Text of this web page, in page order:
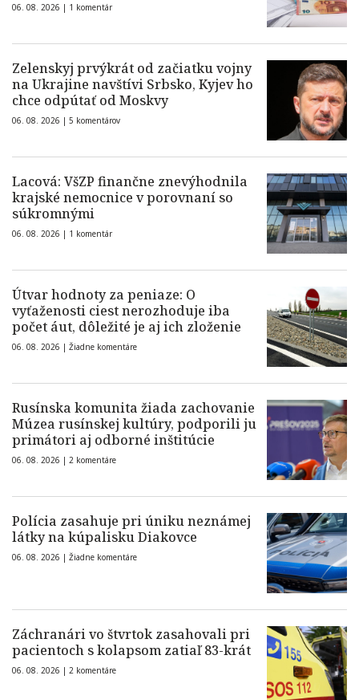
06. 08. 2026 | 1 komentár
Zelenskyj prvýkrát od začiatku vojny
na Ukrajine navštívi Srbsko, Kyjev ho
chce odpútať od Moskvy
06. 08. 2026 | 5 komentárov
Lacová: VšZP finančne znevýhodnila
krajské nemocnice v porovnaní so
súkromnými
06. 08. 2026 | 1 komentár
Útvar hodnoty za peniaze: O
vyťaženosti ciest nerozhoduje iba
počet áut, dôležité je aj ich zloženie
06. 08. 2026 | Žiadne komentáre
Rusínska komunita žiada zachovanie
Múzea rusínskej kultúry, podporili ju
primátori aj odborné inštitúcie
06. 08. 2026 | 2 komentáre
Polícia zasahuje pri úniku neznámej
látky na kúpalisku Diakovce
06. 08. 2026 | Žiadne komentáre
Záchranári vo štvrtok zasahovali pri
pacientoch s kolapsom zatiaľ 83-krát
06. 08. 2026 | 2 komentáre